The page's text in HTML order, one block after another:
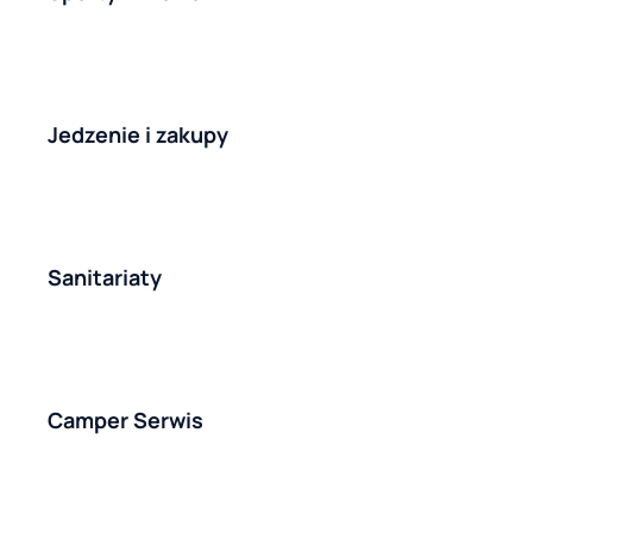
Jedzenie i zakupy
Sanitariaty
Camper Serwis